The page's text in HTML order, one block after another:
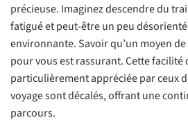
précieuse. Imaginez descendre du
fatigué et peut-être un peu
environnante. Savoir qu’un moyen
pour vous est rassurant. Cette facilité
particulièrement appréciée par ceux
voyage sont décalés, offrant une
parcours.